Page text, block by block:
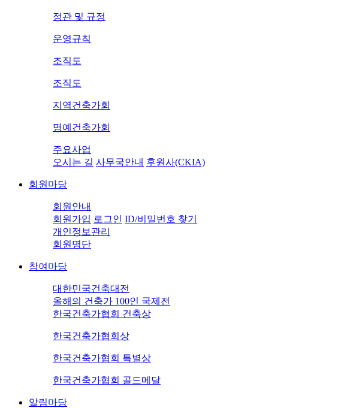
정관 및 규정
운영규칙
조직도
조직도
지역건축가회
명예건축가회
주요사업
오시는 길 사무국안내 후원사(CKIA)
회원마당
회원안내
회원가입 로그인 ID/비밀번호 찾기
개인정보관리
회원명단
참여마당
대한민국건축대전
올해의 건축가 100인 국제전
한국건축가협회 건축상
한국건축가협회상
한국건축가협회 특별상
한국건축가협회 골드메달
알림마당